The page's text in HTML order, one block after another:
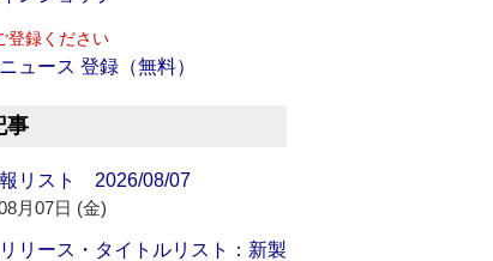
登録ください
ュース 登録（無料）
事
リスト 2026/08/07
月07日 (金)
リース・タイトルリスト：新製